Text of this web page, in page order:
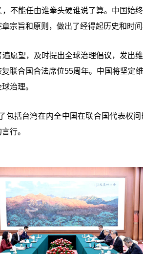
不能任由谁拳头硬谁说了算。中国始
宗旨和原则，做出了经得起历史和时间
愿望，及时提出全球治理倡议，发出
联合国合法席位55周年。中国将坚定
治理。
包括台湾在内全中国在联合国代表权
行。